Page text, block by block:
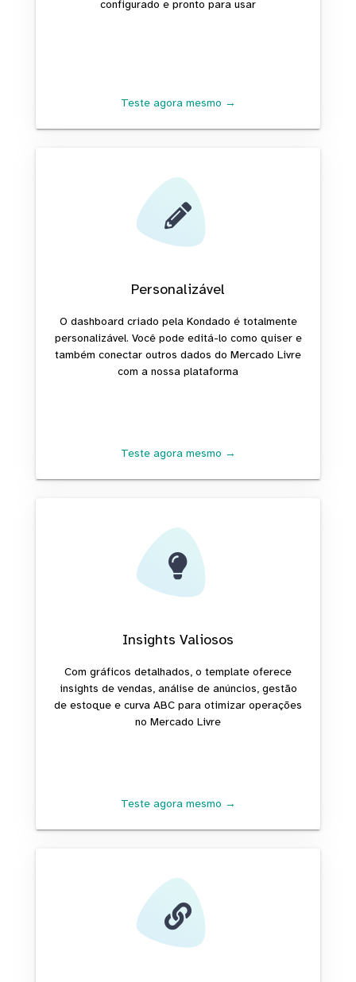
configurado e pronto para usar
Teste agora mesmo →
Personalizável
O dashboard criado pela Kondado é totalmente
personalizável. Você pode editá-lo como quiser e
também conectar outros dados do Mercado Livre
com a nossa plataforma
Teste agora mesmo →
Insights Valiosos
Com gráficos detalhados, o template oferece
insights de vendas, análise de anúncios, gestão
de estoque e curva ABC para otimizar operações
no Mercado Livre
Teste agora mesmo →